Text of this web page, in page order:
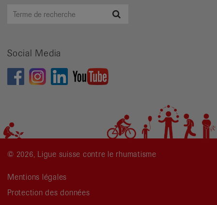
Terme
Social Media
© 2026, Ligue suisse contre le rhumatisme
Mentions légales
Protection des données